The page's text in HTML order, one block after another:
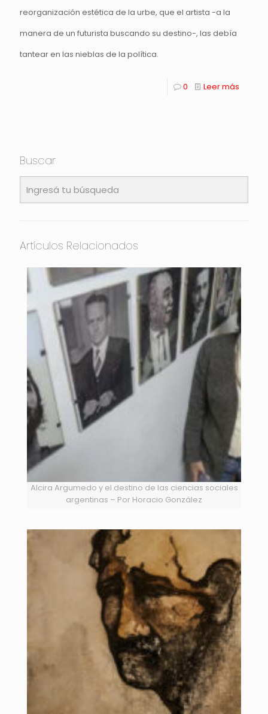
reorganización estética de la urbe, que el artista -a la
manera de un futurista buscando su destino-, las debía
tantear en las nieblas de la política.
0 Leer más
Buscar
Artículos Relacionados
Alcira Argumedo y el destino de las ciencias sociales
argentinas – Por Horacio González